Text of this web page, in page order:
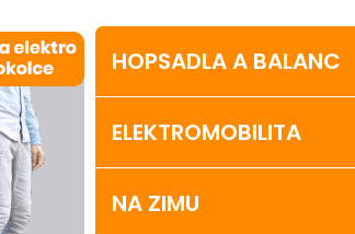
HOPSADLA A BALANC
ELEKTROMOBILITA
NA ZIMU